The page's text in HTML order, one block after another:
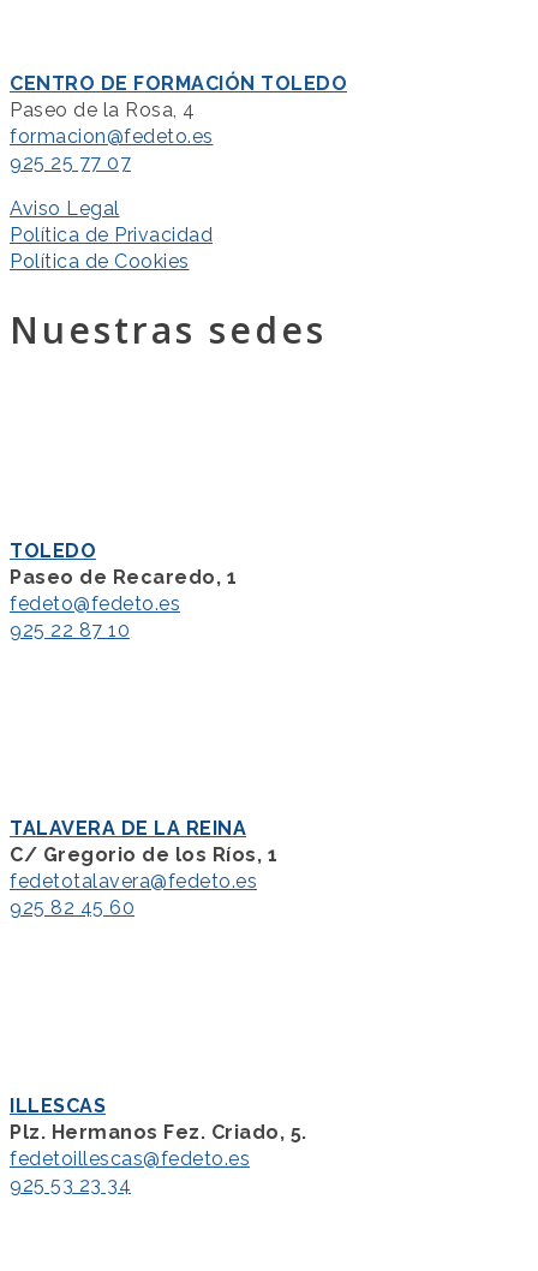
CENTRO DE FORMACIÓN TOLEDO
Paseo de la Rosa, 4
formacion@fedeto.es
925 25 77 07
Aviso Legal
Política de Privacidad
Política de Cookies
Nuestras sedes
TOLEDO
Paseo de Recaredo, 1
fedeto@fedeto.es
925 22 87 10
TALAVERA DE LA REINA
C/ Gregorio de los Ríos, 1
fedetotalavera@fedeto.es
925 82 45 60
ILLESCAS
Plz. Hermanos Fez. Criado, 5.
fedetoillescas@fedeto.es
925 53 23 34